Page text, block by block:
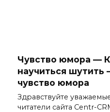
Чувство юмора —
научиться шутить
чувство юмора
Здравствуйте
читатели сайта Centr-